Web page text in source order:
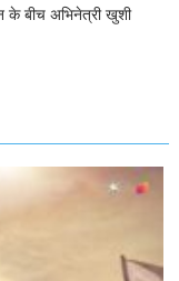
के बीच अभिनेत्री खुशी